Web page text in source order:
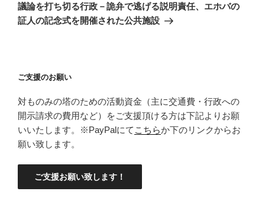
ー
シ
の
投
議論を打ち切る行政－詭弁で逃げる説明責任、エホバの
証人の記念式を開催された公共施設
ご支援のお願い
対ものみの塔のための活動資金（主に交通費・行政への
開示請求の費用など）をご支援頂ける方は下記よりお願
いいたします。※PayPalにて こちらか下のリンクからお
願い致します。